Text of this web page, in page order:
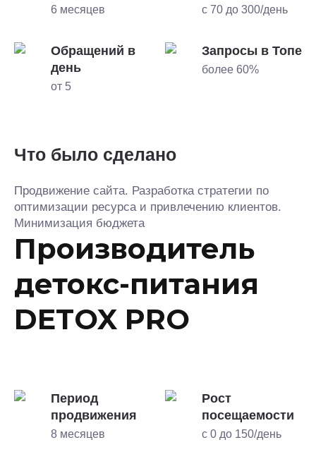
6 месяцев с 70 до 300/день
Обращений в
день
от 5
Запросы в Топе
более 60%
Что было сделано
Продвижение сайта. Разработка стратегии по
оптимизации ресурса и привлечению клиентов.
Минимизация бюджета
Производитель
детокс-питания
DETOX PRO
Период
продвижения
8 месяцев
Рост
посещаемости
с 0 до 150/день